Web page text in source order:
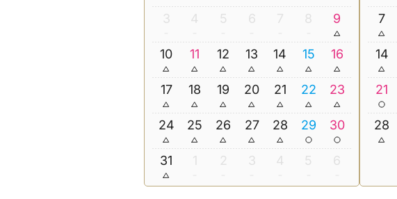
3 4 5 6 7 8 9
10 11 12 13 14 15 16
17 18 19 20 21 22 23
24 25 26 27 28 29 30
31 1 2 3 4 5 6
7
14
21
28